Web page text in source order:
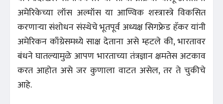
अमेरिकेच्या लॉस अल्मॉस या आण्विक शस्त्रास्त्रे विकसित
करणाऱ्या संशोधन संस्थेचे भूतपूर्व अध्यक्ष सिगफ्रेड हॅकर यांनी
अमेरिकन काँग्रेसमध्ये साक्ष देताना असे म्हटले की, भारतावर
बंधने घातल्यामुळे आपण भारताच्या तंत्रज्ञान क्षमतेस अटकाव
करत आहोत असे जर कुणाला वाटत असेल, तर ते चुकीचे
आहे.